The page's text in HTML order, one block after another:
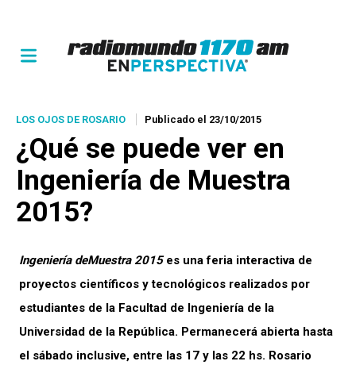
LOS OJOS DE ROSARIO Publicado el 23/10/2015
¿Qué se puede ver en
Ingeniería de Muestra
2015?
Ingeniería deMuestra 2015es una feria interactiva de
proyectos científicos y tecnológicos realizados por
estudiantes de la Facultad de Ingeniería de la
Universidad de la República. Permanecerá abierta hasta
el sábado inclusive, entre las 17 y las 22 hs. Rosario